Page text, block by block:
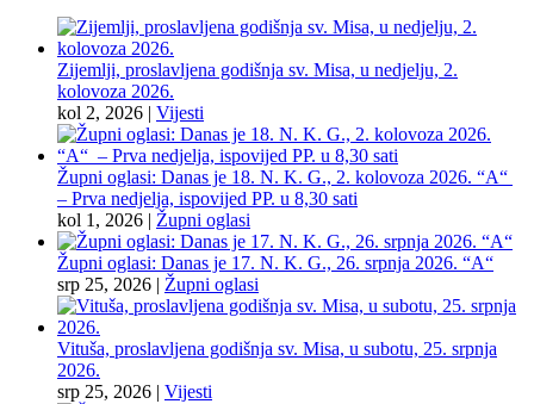
Zijemlji, proslavljena godišnja sv. Misa, u nedjelju, 2.
kolovoza 2026.
kol 2, 2026 | Vijesti
Župni oglasi: Danas je 18. N. K. G., 2. kolovoza 2026. “A“
– Prva nedjelja, ispovijed PP. u 8,30 sati
kol 1, 2026 | Župni oglasi
Župni oglasi: Danas je 17. N. K. G., 26. srpnja 2026. “A“
srp 25, 2026 | Župni oglasi
Vituša, proslavljena godišnja sv. Misa, u subotu, 25. srpnja
2026.
srp 25, 2026 | Vijesti